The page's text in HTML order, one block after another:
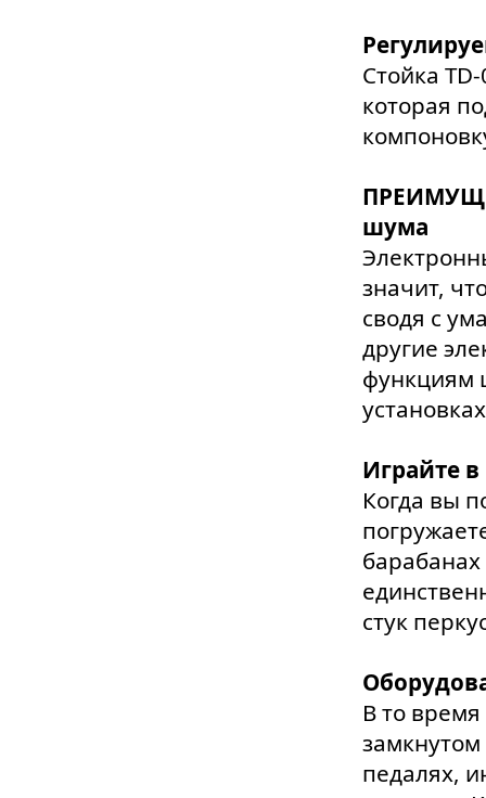
Стойка
которая
шума
значит,
сводя с
другие
функциям
Играйте
Когда вы
стук
В то
педалях,